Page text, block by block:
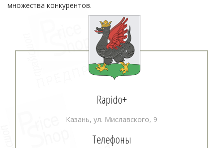
множества конкурентов.
Rapido+
Казань, ул. Миславского, 9
Телефоны